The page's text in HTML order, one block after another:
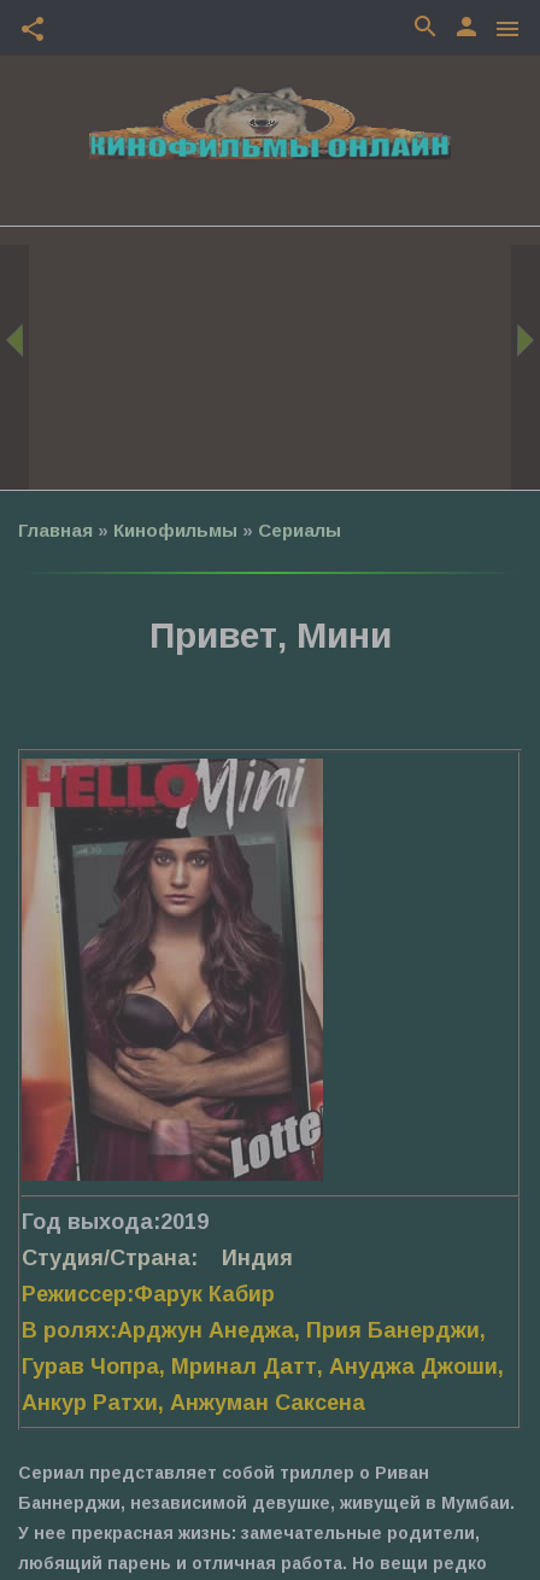
share menu
person
search
Главная » Кинофильмы » Сериалы
Привет, Мини
Год выхода:2019
Студия/Страна: Индия
Режиссер:Фарук Кабир
В ролях:Арджун Анеджа, Прия Банерджи,
Гурав Чопра, Мринал Датт, Ануджа Джоши,
Анкур Ратхи, Анжуман Саксена
Сериал представляет собой триллер о Риван
Баннерджи, независимой девушке, живущей в Мумбаи.
У нее прекрасная жизнь: замечательные родители,
любящий парень и отличная работа. Но вещи редко